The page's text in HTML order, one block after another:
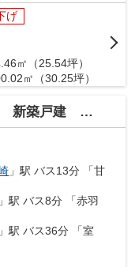
げ
㎡（25.54坪）
㎡（30.25坪）
戸建 全１棟
」駅 バス13分 「甘
」駅 バス8分 「赤羽
」駅 バス36分 「室